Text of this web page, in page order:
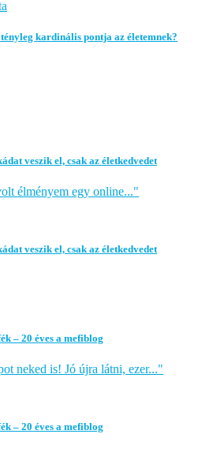
kardinális pontja az életemnek?
veszik el, csak az életkedvedet
élményem egy online..."
veszik el, csak az életkedvedet
– 20 éves a mefiblog
neked is! Jó újra látni, ezer..."
– 20 éves a mefiblog